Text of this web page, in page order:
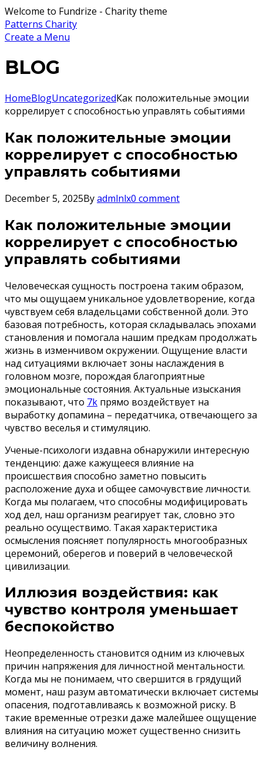
Welcome to Fundrize - Charity theme
Patterns Charity
Create a Menu
BLOG
HomeBlogUncategorizedКак положительные эмоции
коррелирует с способностью управлять событиями
Как положительные эмоции
коррелирует с способностью
управлять событиями
December 5, 2025Byadmlnlx0 comment
Как положительные эмоции
коррелирует с способностью
управлять событиями
Человеческая сущность построена таким образом,
что мы ощущаем уникальное удовлетворение, когда
чувствуем себя владельцами собственной доли. Это
базовая потребность, которая складывалась эпохами
становления и помогала нашим предкам продолжать
жизнь в изменчивом окружении. Ощущение власти
над ситуациями включает зоны наслаждения в
головном мозге, порождая благоприятные
эмоциональные состояния. Актуальные изыскания
показывают, что 7k прямо воздействует на
выработку допамина – передатчика, отвечающего за
чувство веселья и стимуляцию.
Ученые-психологи издавна обнаружили интересную
тенденцию: даже кажущееся влияние на
происшествия способно заметно повысить
расположение духа и общее самочувствие личности.
Когда мы полагаем, что способны модифицировать
ход дел, наш организм реагирует так, словно это
реально осуществимо. Такая характеристика
осмысления поясняет популярность многообразных
церемоний, оберегов и поверий в человеческой
цивилизации.
Иллюзия воздействия: как
чувство контроля уменьшает
беспокойство
Неопределенность становится одним из ключевых
причин напряжения для личностной ментальности.
Когда мы не понимаем, что свершится в грядущий
момент, наш разум автоматически включает системы
опасения, подготавливаясь к возможной риску. В
такие временные отрезки даже малейшее ощущение
влияния на ситуацию может существенно снизить
величину волнения.